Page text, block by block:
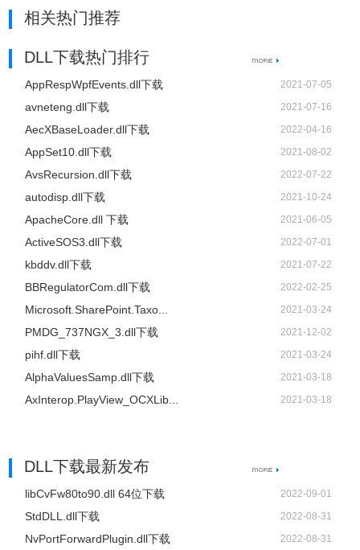
相关热门推荐
DLL下载热门排行
AppRespWpfEvents.dll下载 2021-07-05
avneteng.dll下载 2021-07-16
AecXBaseLoader.dll下载 2022-04-16
AppSet10.dll下载 2021-08-02
AvsRecursion.dll下载 2022-07-22
autodisp.dll下载 2021-10-24
ApacheCore.dll 下载 2021-06-05
ActiveSOS3.dll下载 2022-07-01
kbddv.dll下载 2021-07-22
BBRegulatorCom.dll下载 2022-02-25
Microsoft.SharePoint.Taxo... 2021-03-24
PMDG_737NGX_3.dll下载 2021-12-02
pihf.dll下载 2021-03-24
AlphaValuesSamp.dll下载 2021-03-18
AxInterop.PlayView_OCXLib... 2021-03-18
DLL下载最新发布
libCvFw80to90.dll 64位下载 2022-09-01
StdDLL.dll下载 2022-08-31
NvPortForwardPlugin.dll下载 2022-08-31